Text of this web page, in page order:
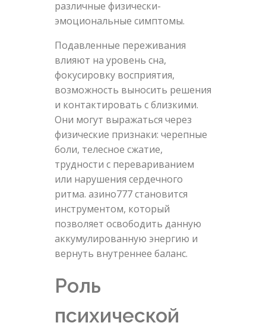
различные физически-
эмоциональные симптомы.
Подавленные переживания
влияют на уровень сна,
фокусировку восприятия,
возможность выносить решения
и контактировать с близкими.
Они могут выражаться через
физические признаки: черепные
боли, телесное сжатие,
трудности с перевариванием
или нарушения сердечного
ритма. азино777 становится
инструментом, который
позволяет освободить данную
аккумулированную энергию и
вернуть внутреннее баланс.
Роль
психической